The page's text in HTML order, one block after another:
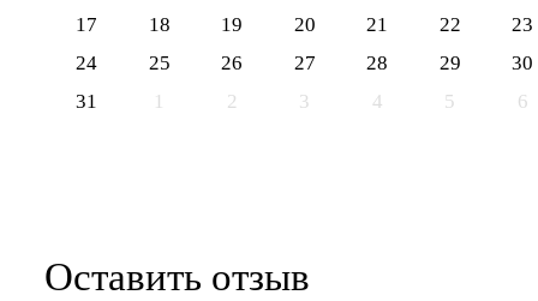
17
18 19 20 21 22
23
24
25 26 27 28 29
30
31
1 2 3 4 5 6
Оставить отзыв